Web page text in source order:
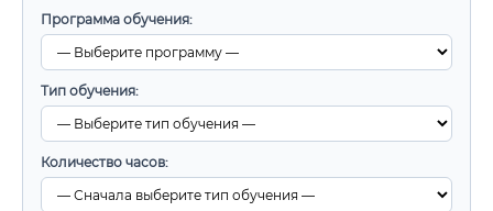
Программа обучения:
Тип обучения:
Количество часов: